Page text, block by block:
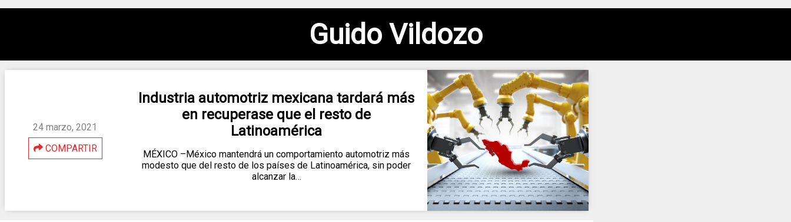
Guido Vildozo
24 marzo, 2021
COMPARTIR
Industria automotriz mexicana tardará más
en recuperase que el resto de
Latinoamérica
MÉXICO –México mantendrá un comportamiento automotriz más
modesto que del resto de los países de Latinoamérica, sin poder
alcanzar la…